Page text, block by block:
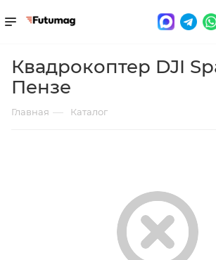
Квадрокоптер DJI
Пензе
Главная — Каталог